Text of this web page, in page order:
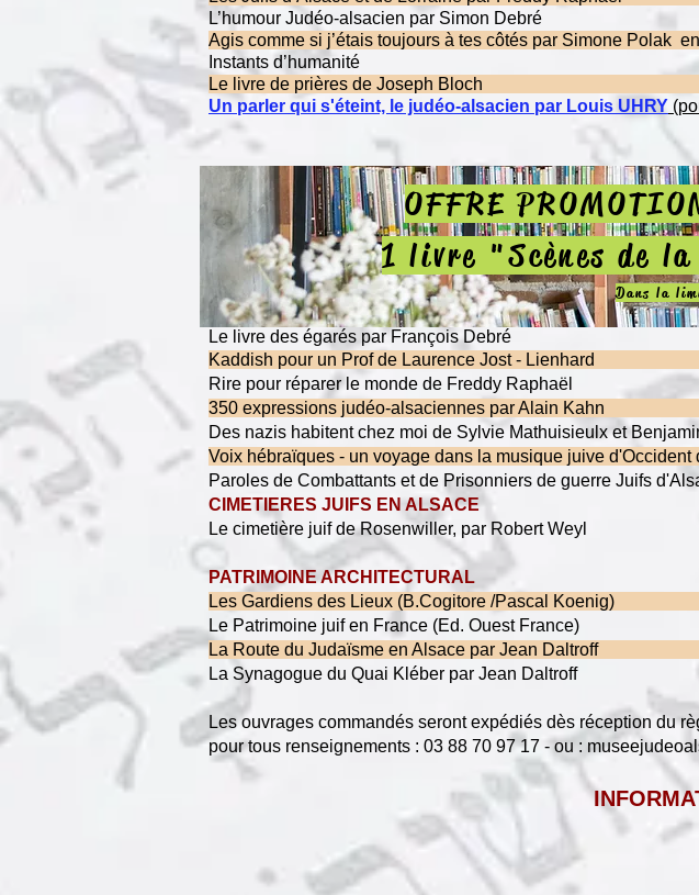
L’humour Judéo-alsacien
Agis comme si j’étais toujours à tes côtés par Simone
Instants
Le livre de prières de
Un parler qui s'éteint, le judéo-alsacien par Louis UHRY
Le livre des égarés par
Kaddish pour un Prof de
Rire pour réparer le monde
350 expressions judéo-
Des nazis habitent chez moi de Sylvie
Voix hébraïques - un voyage dans la musique
Paroles de Combattants et de Prisonniers de
CIMETIERES JUIFS EN ALSACE
Le cimetière juif de
PATRIMOINE ARCHITECTURAL
Les Gardiens des Lieux
Le Patrimoine juif en France
La Route du Judaïsme en
La Synagogue du Quai
Les ouvrages commandés seront expédiés dès réception du
pour tous renseignements : 03 88 70 97 17 - ou :
OFFRE
1 livre "Scènes de
Dans la